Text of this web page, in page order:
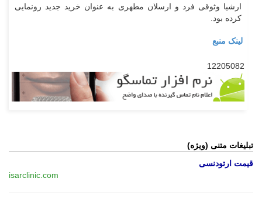
ارشیا وثوقی فرد و ارسلان مطهری به عنوان خرید جدید رونمایی
کرده بود.
لینک منبع
12205082
تبلیغات متنی (ویژه)
قیمت ارتودنسی
isarclinic.com